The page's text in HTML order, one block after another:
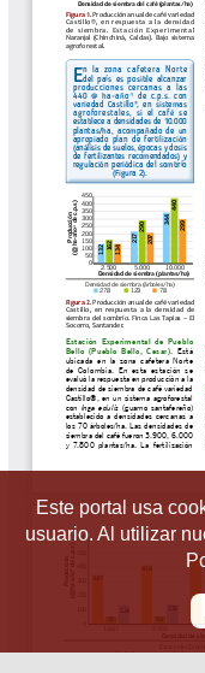
Este portal usa
usuario. Al utilizar